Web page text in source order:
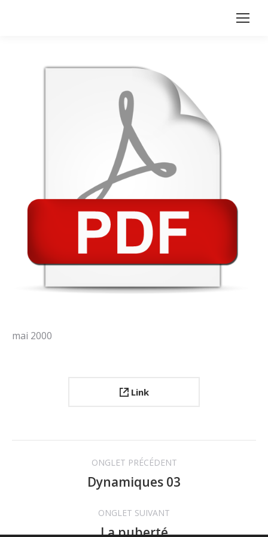
mai 2000
Link
Navigation
commentaire
ONGLET PRÉCÉDENT
Onglet
Dynamiques 03
ONGLET SUIVANT
Projets
La puberté